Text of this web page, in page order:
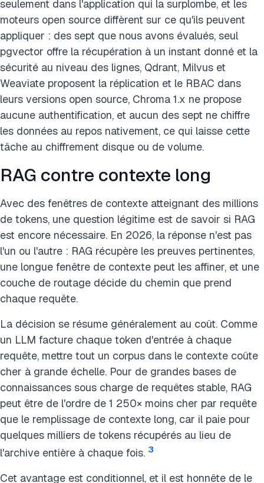
seulement dans l'application qui la surplombe, et les
moteurs open source diffèrent sur ce qu'ils peuvent
appliquer : des sept que nous avons évalués, seul
pgvector offre la récupération à un instant donné et la
sécurité au niveau des lignes, Qdrant, Milvus et
Weaviate proposent la réplication et le RBAC dans
leurs versions open source, Chroma 1.x ne propose
aucune authentification, et aucun des sept ne chiffre
les données au repos nativement, ce qui laisse cette
tâche au chiffrement disque ou de volume.
RAG contre contexte long
Avec des fenêtres de contexte atteignant des millions
de tokens, une question légitime est de savoir si RAG
est encore nécessaire. En 2026, la réponse n'est pas
l'un ou l'autre : RAG récupère les preuves pertinentes,
une longue fenêtre de contexte peut les affiner, et une
couche de routage décide du chemin que prend
chaque requête.
La décision se résume généralement au coût. Comme
un LLM facture chaque token d'entrée à chaque
requête, mettre tout un corpus dans le contexte coûte
cher à grande échelle. Pour de grandes bases de
connaissances sous charge de requêtes stable, RAG
peut être de l'ordre de 1 250× moins cher par requête
que le remplissage de contexte long, car il paie pour
quelques milliers de tokens récupérés au lieu de
l'archive entière à chaque fois. 3
Cet avantage est conditionnel, et il est honnête de le